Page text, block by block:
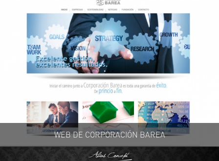
WEB DE CORPORACIÓN BAREA